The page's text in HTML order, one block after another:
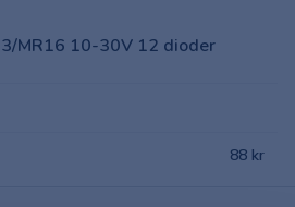
MR16 10-30V 12 dioder
88 kr